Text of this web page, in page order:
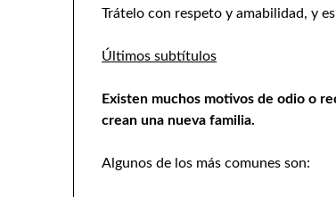
Trátelo con respeto y amabilidad, y
Últimos subtítulos
Existen muchos motivos de odio o
crean una nueva familia.
Algunos de los más comunes son: